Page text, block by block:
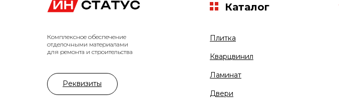
Комплексное обеспечение
отделочными материалами
для ремонта и строительства
Плитка
Кварцвинил
Ламинат
Двери
Каталог
Реквизиты